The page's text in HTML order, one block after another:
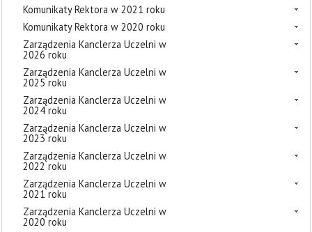
Komunikaty Rektora w 2021 roku
Komunikaty Rektora w 2020 roku
Zarządzenia Kanclerza Uczelni w
2026 roku
Zarządzenia Kanclerza Uczelni w
2025 roku
Zarządzenia Kanclerza Uczelni w
2024 roku
Zarządzenia Kanclerza Uczelni w
2023 roku
Zarządzenia Kanclerza Uczelni w
2022 roku
Zarządzenia Kanclerza Uczelni w
2021 roku
Zarządzenia Kanclerza Uczelni w
2020 roku